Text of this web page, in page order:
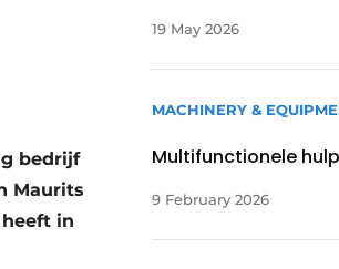
bedrijf
Maurits
in
19 May 2026
MACHINERY &
Multifunctionele
9 February 2026